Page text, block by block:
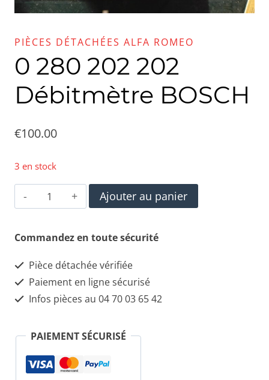
PIÈCES DÉTACHÉES ALFA ROMEO
0 280 202 202
Débitmètre BOSCH
€100.00
3 en stock
quantité
de
202
202
Débitmètre
Ajouter au panier
Commandez en toute sécurité
Pièce détachée vérifiée
Paiement en ligne sécurisé
Infos pièces au 04 70 03 65 42
PAIEMENT SÉCURISÉ